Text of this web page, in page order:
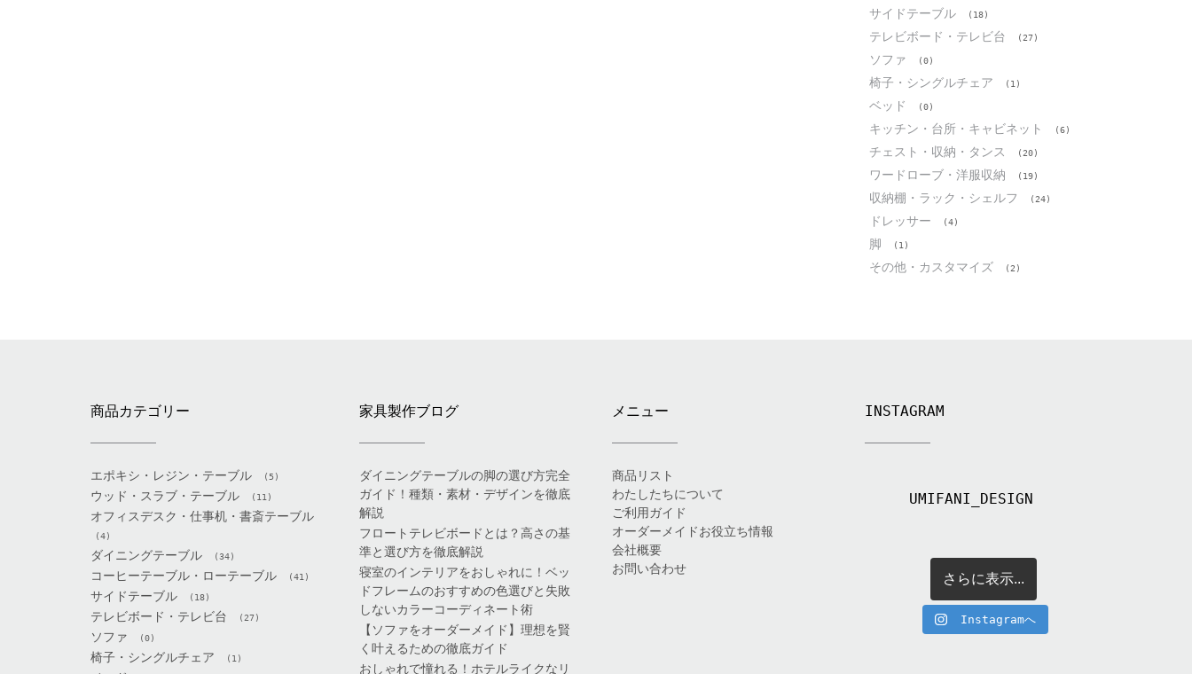
サイドテーブル (18)
テレビボード・テレビ台 (27)
ソファ (0)
椅子・シングルチェア (1)
ベッド (0)
キッチン・台所・キャビネット (6)
チェスト・収納・タンス (20)
ワードローブ・洋服収納 (19)
収納棚・ラック・シェルフ (24)
ドレッサー (4)
脚 (1)
その他・カスタマイズ (2)
商品カテゴリー
エポキシ・レジン・テーブル (5)
ウッド・スラブ・テーブル (11)
オフィスデスク・仕事机・書斎テーブル
(4)
ダイニングテーブル (34)
コーヒーテーブル・ローテーブル (41)
サイドテーブル (18)
テレビボード・テレビ台 (27)
ソファ (0)
椅子・シングルチェア (1)
家具製作ブログ
ダイニングテーブルの脚の選び方完全
ガイド！種類・素材・デザインを徹底
解説
フロートテレビボードとは？高さの基
準と選び方を徹底解説
寝室のインテリアをおしゃれに！ベッ
ドフレームのおすすめの色選びと失敗
しないカラーコーディネート術
【ソファをオーダーメイド】理想を賢
く叶えるための徹底ガイド
おしゃれで憧れる！ホテルライクなリ
メニュー
商品リスト
わたしたちについて
ご利用ガイド
オーダーメイドお役立ち情報
会社概要
お問い合わせ
INSTAGRAM
UMIFANI_DESIGN
さらに表示...
Instagramへ